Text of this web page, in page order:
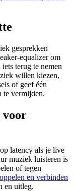
gesprekken
equalizer om
terug te nemen
willen kiezen,
of geef één
te vermijden.
voor
latency als je live
muziek luisteren is
of tegen
en verbinden
en uitleg.